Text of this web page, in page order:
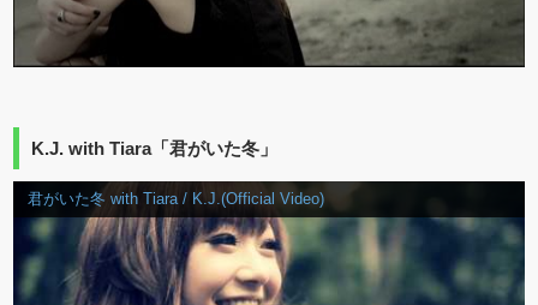
K.J. with Tiara「君がいた冬」
君がいた冬 with Tiara / K.J.(Official Video)